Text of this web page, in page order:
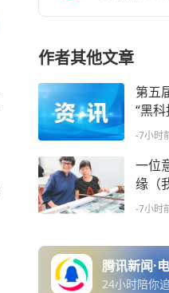
作者其他文章
第五
“黑
-7小时
一位
缘（
-7小时
腾讯新闻·
24小时陪你